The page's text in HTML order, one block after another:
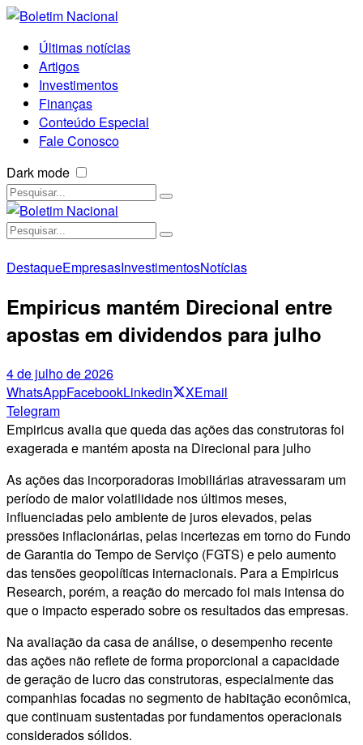
Últimas notícias
Artigos
Investimentos
Finanças
Conteúdo Especial
Fale Conosco
Dark mode
DestaqueEmpresasInvestimentosNotícias
Empiricus mantém Direcional entre
apostas em dividendos para julho
4 de julho de 2026
WhatsAppFacebookLinkedin XEmail
Telegram
Empiricus avalia que queda das ações das construtoras foi
exagerada e mantém aposta na Direcional para julho
As ações das incorporadoras imobiliárias atravessaram um
período de maior volatilidade nos últimos meses,
influenciadas pelo ambiente de juros elevados, pelas
pressões inflacionárias, pelas incertezas em torno do Fundo
de Garantia do Tempo de Serviço (FGTS) e pelo aumento
das tensões geopolíticas internacionais. Para a Empiricus
Research, porém, a reação do mercado foi mais intensa do
que o impacto esperado sobre os resultados das empresas.
Na avaliação da casa de análise, o desempenho recente
das ações não reflete de forma proporcional a capacidade
de geração de lucro das construtoras, especialmente das
companhias focadas no segmento de habitação econômica,
que continuam sustentadas por fundamentos operacionais
considerados sólidos.